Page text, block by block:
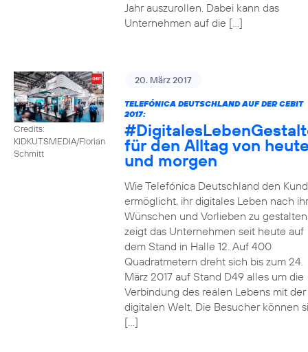
Jahr auszurollen. Dabei kann das
Unternehmen auf die […]
Credits:
KIDKUTSMEDIA/Florian
Schmitt
20. März 2017
TELEFÓNICA DEUTSCHLAND AUF DER CEBIT
2017:
für den Alltag von
und morgen
Wie Telefónica Deutschland den
ermöglicht, ihr digitales Leben nach
Wünschen und Vorlieben zu
zeigt das Unternehmen seit heute auf
dem Stand in Halle 12. Auf 400
Quadratmetern dreht sich bis zum 24.
März 2017 auf Stand D49 alles um die
Verbindung des realen Lebens mit der
digitalen Welt. Die Besucher können
[…]